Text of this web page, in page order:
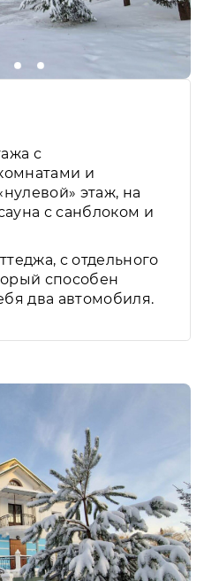
с
и
этаж, на
с санблоком и
с отдельного
способен
два автомобиля.